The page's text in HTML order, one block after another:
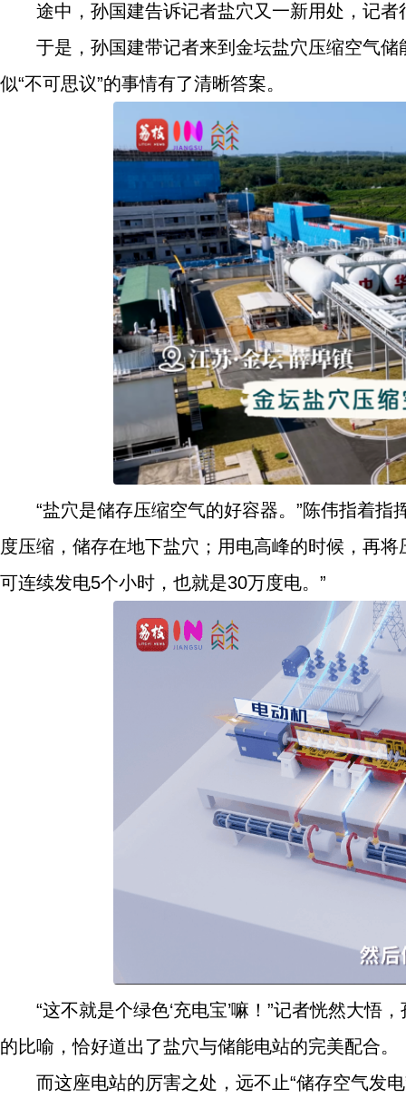
途中，孙国建告诉记者盐穴又一新用处，记者
于是，孙国建带记者来到金坛盐穴压缩空气
似“不可思议”的事情有了清晰答案。
“盐穴是储存压缩空气的好容器。”陈伟指着
度压缩，储存在地下盐穴；用电高峰的时候，再
可连续发电5个小时，也就是30万度电。”
“这不就是个绿色‘充电宝’嘛！”记者恍然大悟
的比喻，恰好道出了盐穴与储能电站的完美配合。
而这座电站的厉害之处，远不止“储存空气发